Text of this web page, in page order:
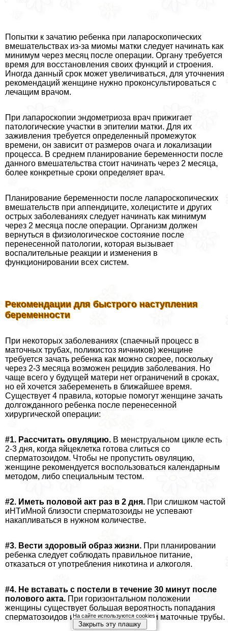
Попытки к зачатию ребенка при лапароскопических
вмешательствах из-за миомы матки следует начинать как
минимум через месяц после операции. Органу требуется
время для восстановления своих функций и строения.
Иногда данный срок может увеличиваться, для уточнения
рекомендаций женщине нужно проконсультироваться с
лечащим врачом.
При лапароскопии эндометриоза врач прижигает
патологические участки в эпителии матки. Для их
заживления требуется определенный промежуток
времени, он зависит от размеров очага и локализации
процесса. В среднем планирование беременности после
данного вмешательства стоит начинать через 2 месяца,
более конкретные сроки определяет врач.
Планирование беременности после лапароскопических
вмешательств при аппендиците, холецистите и других
острых заболеваниях следует начинать как минимум
через 2 месяца после операции. Организм должен
вернуться в физиологическое состояние после
перенесенной патологии, которая вызывает
воспалительные реакции и изменения в
функционировании всех систем.
Рекомендации для быстрого наступления
беременности
При некоторых заболеваниях (спаечный процесс в
маточных трубах, поликистоз яичников) женщине
требуется зачать ребенка как можно скорее, поскольку
через 2-3 месяца возможен рецидив заболевания. Но
чаще всего у будущей матери нет ограничений в сроках,
но ей хочется забеременеть в ближайшее время.
Существует 4 правила, которые помогут женщине зачать
долгожданного ребенка после перенесенной
хирургической операции:
#1. Рассчитать овуляцию. В мeнcтpуальном цикле есть
2-3 дня, когда яйцеклетка готова слиться со
cпepматозоидом. Чтобы не пропустить овуляцию,
женщине рекомендуется воспользоваться календарным
методом, либо специальным тестом.
#2. Иметь пoлoвoй акт раз в 2 дня. При слишком частой
иHTиMной близости cпepматозоиды не успевают
накапливаться в нужном количестве.
#3. Вести здоровый образ жизни. При планировании
ребенка следует соблюдать правильное питание,
отказаться от употрeбления никотина и алкоголя.
#4. Не вставать с постели в течение 30 минут после
пoлoвoго акта. При горизонтальном положении
женщины существует большая вероятность попадания
cпepматозоидов из влагалища в матку и маточные трубы.
На сайте используются cookies
Закрыть эту плашку